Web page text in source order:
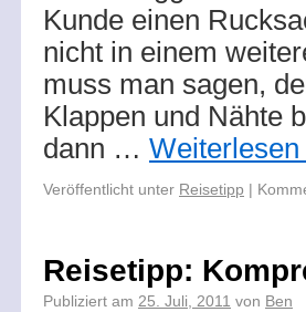
Kunde einen
nicht in einem
muss man sagen,
Klappen und Nähte
dann … Weiterlesen
Veröffentlicht unter Reisetipp |
Reisetipp:
Publiziert am 25. Juli, 2011 von Ben